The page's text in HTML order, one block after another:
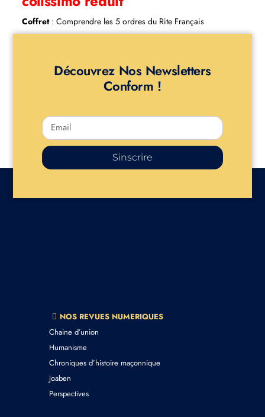
Coffret: Comprendre les 5 ordres du Rite Français
Découvrez Nos Newsletters
Conform !
Sinscrire
NOS REVUES NUMERIQUES
Chaine d’union
Humanisme
Chroniques d’histoire maçonnique
Joaben
Perspectives